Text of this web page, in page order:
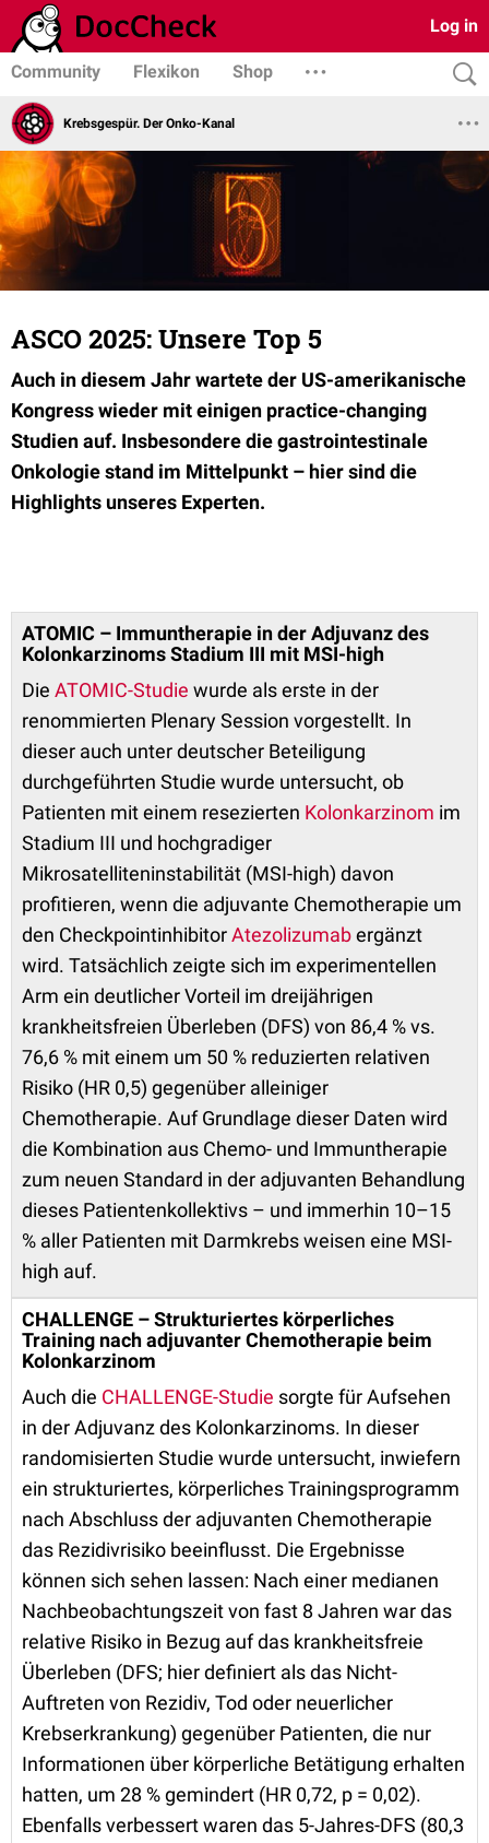
Log in
Community Flexikon Shop
Krebsgespür. Der Onko-Kanal
ASCO 2025: Unsere Top 5
Auch in diesem Jahr wartete der US-amerikanische
Kongress wieder mit einigen practice-changing
Studien auf. Insbesondere die gastrointestinale
Onkologie stand im Mittelpunkt – hier sind die
Highlights unseres Experten.
ATOMIC – Immuntherapie in der Adjuvanz des
Kolonkarzinoms Stadium III mit MSI-high
Die ATOMIC-Studie wurde als erste in der
renommierten Plenary Session vorgestellt. In
dieser auch unter deutscher Beteiligung
durchgeführten Studie wurde untersucht, ob
Patienten mit einem resezierten Kolonkarzinom im
Stadium III und hochgradiger
Mikrosatelliteninstabilität (MSI-high) davon
profitieren, wenn die adjuvante Chemotherapie um
den CheckpointinhibitorAtezolizumabergänzt
wird. Tatsächlich zeigte sich im experimentellen
Arm ein deutlicher Vorteil im dreijährigen
krankheitsfreien Überleben (DFS) von 86,4 % vs.
76,6 % mit einem um 50 % reduzierten relativen
Risiko (HR 0,5) gegenüber alleiniger
Chemotherapie. Auf Grundlage dieser Daten wird
die Kombination aus Chemo- und Immuntherapie
zum neuen Standard in der adjuvanten Behandlung
dieses Patientenkollektivs – und immerhin 10–15
% aller Patienten mit Darmkrebs weisen eine MSI-
high auf.
CHALLENGE – Strukturiertes körperliches
Training nach adjuvanter Chemotherapie beim
Kolonkarzinom
Auch die CHALLENGE-Studie sorgte für Aufsehen
in der Adjuvanz des Kolonkarzinoms. In dieser
randomisierten Studie wurde untersucht, inwiefern
ein strukturiertes, körperliches Trainingsprogramm
nach Abschluss der adjuvanten Chemotherapie
das Rezidivrisiko beeinflusst. Die Ergebnisse
können sich sehen lassen: Nach einer medianen
Nachbeobachtungszeit von fast 8 Jahren war das
relative Risiko in Bezug auf das krankheitsfreie
Überleben (DFS; hier definiert als das Nicht-
Auftreten von Rezidiv, Tod oder neuerlicher
Krebserkrankung) gegenüber Patienten, die nur
Informationen über körperliche Betätigung erhalten
hatten, um 28 % gemindert (HR 0,72, p = 0,02).
Ebenfalls verbessert waren das 5-Jahres-DFS (80,3